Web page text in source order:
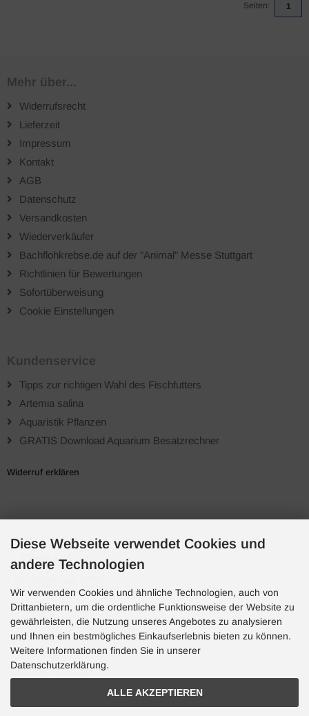
Seiten: 1
Mehr über...
Widerrufsrecht
Lieferzeit
Impressum
Kontakt
AGB
Datenschutz
Versandkosten
Wiederverkäufer
Bachflohkrebse.de auf der "Animal" Messe Stuttgart
Richtlinien für Bewertungen
Sofortüberweisung
Cookie Einstellungen
Kundenservice
Tipps zur richtigen Wahl des Fischfutters
Artemia salina
Aquaristik Pflanzen
GRATIS Download Aquarium Besatzrechner
Widerruf erklären
Zahlungsarten
Hotline
Hotline
(10:30-15:00 Uhr)
Diese Webseite verwendet Cookies und
andere Technologien
Wir verwenden Cookies und ähnliche Technologien, auch von
Drittanbietern, um die ordentliche Funktionsweise der Website zu
gewährleisten, die Nutzung unseres Angebotes zu analysieren
und Ihnen ein bestmögliches Einkaufserlebnis bieten zu können.
Weitere Informationen finden Sie in unserer
Datenschutzerklärung.
ALLE AKZEPTIEREN